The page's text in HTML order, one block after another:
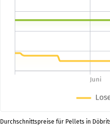
Durchschnittspreise für Pellets in